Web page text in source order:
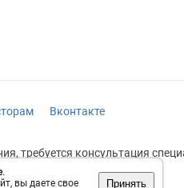
.
вы даете свое
Принять
Вконтакте
требуется консультация